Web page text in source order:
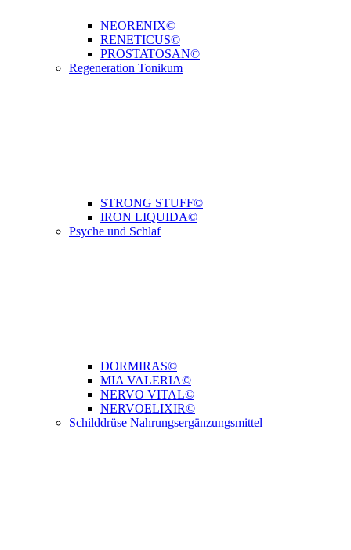
NEORENIX©
RENETICUS©
PROSTATOSAN©
Regeneration Tonikum
STRONG STUFF©
IRON LIQUIDA©
Psyche und Schlaf
DORMIRAS©
MIA VALERIA©
NERVO VITAL©
NERVOELIXIR©
Schilddrüse Nahrungsergänzungsmittel